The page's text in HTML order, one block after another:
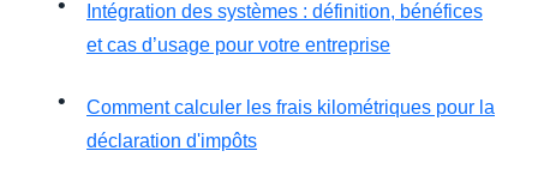
Intégration des systèmes : définition, bénéfices
et cas d’usage pour votre entreprise
Comment calculer les frais kilométriques pour la
déclaration d'impôts